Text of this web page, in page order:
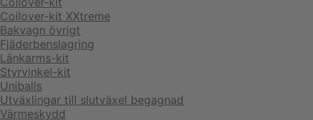
Coilover-kit XXtreme
Bakvagn övrigt
Fjäderbenslagring
Länkarms-kit
Styrvinkel-kit
Uniballs
Utväxlingar till slutväxel begagnad
Värmeskydd